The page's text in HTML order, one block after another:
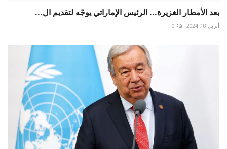
بعد الأمطار الغزيرة... الرئيس الإماراتي يوجّه لتقديم ال...
أبريل 18, 2024 0